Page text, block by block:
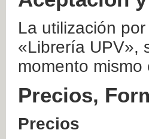
La utilización
«Librería UPV»,
momento
Precios,
Precios